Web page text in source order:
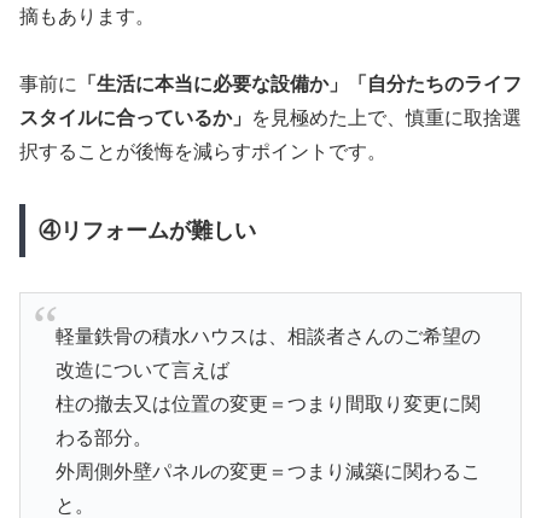
摘もあります。
事前に
「生活に本当に必要な設備か」「自分たちのライフ
スタイルに合っているか」
を見極めた上で、慎重に取捨選
択することが後悔を減らすポイントです。
④リフォームが難しい
軽量鉄骨の積水ハウスは、相談者さんのご希望の
改造について言えば
柱の撤去又は位置の変更＝つまり間取り変更に関
わる部分。
外周側外壁パネルの変更＝つまり減築に関わるこ
と。